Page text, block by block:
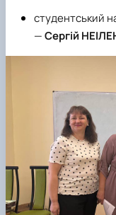
студентський
—Сергій